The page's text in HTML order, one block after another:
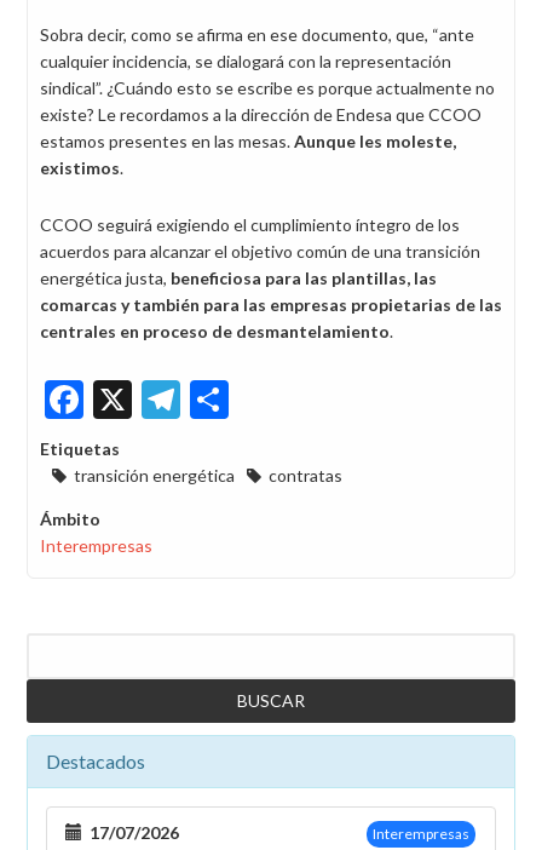
Sobra decir, como se afirma en ese documento, que, “ante
cualquier incidencia, se dialogará con la representación
sindical”. ¿Cuándo esto se escribe es porque actualmente no
existe? Le recordamos a la dirección de Endesa que CCOO
estamos presentes en las mesas.Aunque les moleste,
existimos.
CCOO seguirá exigiendo el cumplimiento íntegro de los
acuerdos para alcanzar el objetivo común de una transición
energética justa, beneficiosa para las plantillas, las
comarcas y también para las empresas propietarias de las
centrales en proceso de desmantelamiento.
Facebook
X Telegram
Etiquetas
transición energética
contratas
Ámbito
Interempresas
Destacados
Interempresas
17/07/2026